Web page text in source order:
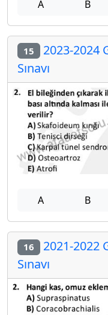
A B
15 2023-2024
Sınavı
A B
16 2021-2022
Sınavı